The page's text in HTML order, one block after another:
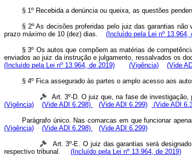
§ 1º Recebida a denúncia ou queixa, as questões
§ 2º As decisões proferidas pelo juiz das garantias
prazo máximo de 10 (dez) dias. (Incluído pela Lei nº 13.964,
§ 3º Os autos que compõem as matérias de
enviados ao juiz da instrução e julgamento, ressalvados os
(Incluído pela Lei nº 13.964, de 2019)
(Vigência) (Vide
§ 4º Fica assegurado às partes o amplo acesso aos
Art. 3º-D. O juiz que, na fase de
(Vigência)
(Vide ADI 6.298) (Vide ADI 6.299) (Vide ADI
Parágrafo único. Nas comarcas em que funcionar
(Vigência)
(Vide ADI 6.298) (Vide ADI 6.299)
Art. 3º-E. O juiz das garantias será
respectivo tribunal. (Incluído pela Lei nº 13.964, de 2019)